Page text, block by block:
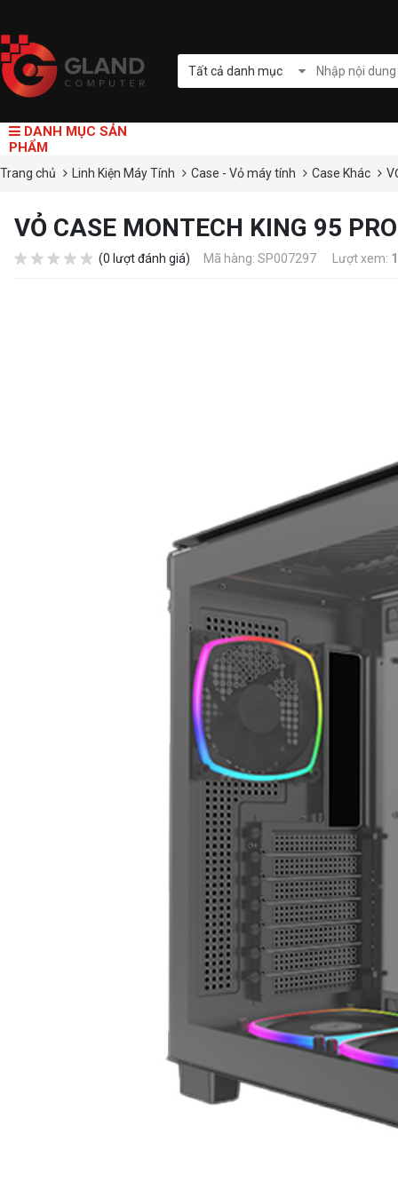
Tất cả danh mục
DANH MỤC SẢN
PHẨM
Trang chủ Linh Kiện Máy Tính Case - Vỏ máy tính Case Khác
VỎ CASE MONTECH KING 95
(0 lượt đánh giá) Mã hàng: SP007297 Lượt xem: